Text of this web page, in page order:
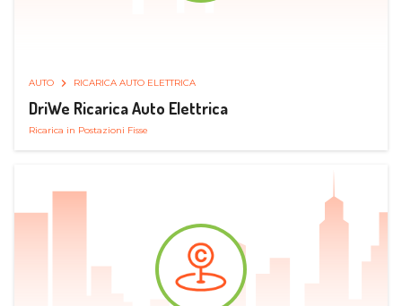
AUTO RICARICA AUTO ELETTRICA
DriWe Ricarica Auto Elettrica
Ricarica in Postazioni Fisse